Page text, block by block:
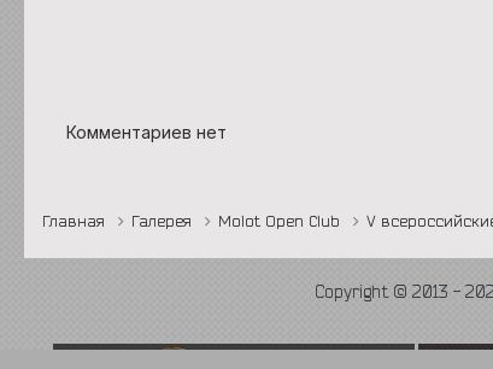
Комментариев нет
Главная Галерея Molot Open Club V
Copyright © 2013 -